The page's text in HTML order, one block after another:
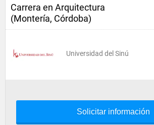
Carrera en Arquitectura
(Montería, Córdoba)
Universidad del Sinú
Solicitar información